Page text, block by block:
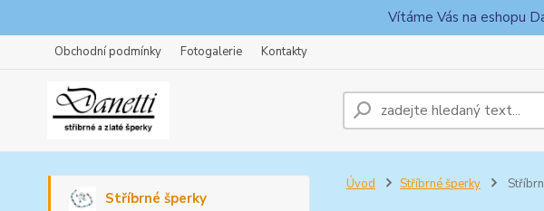
Vítáme Vás na eshopu
Obchodní podmínky Fotogalerie Kontakty
Stříbrné šperky
Úvod Stříbrné šperky